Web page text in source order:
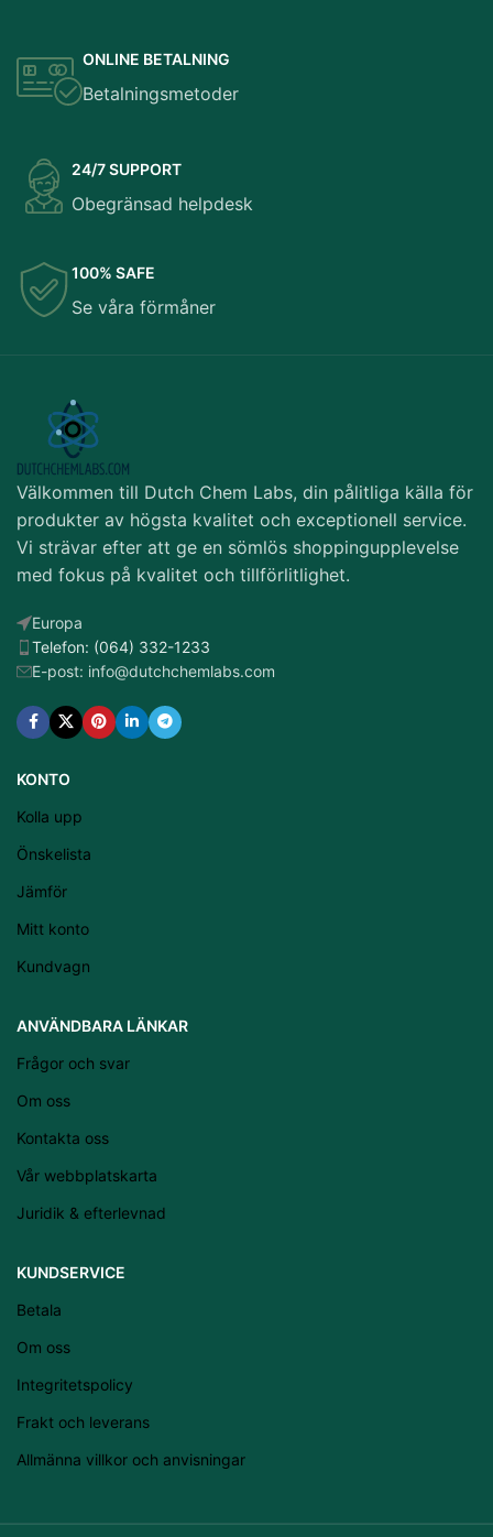
ONLINE BETALNING
Betalningsmetoder
24/7 SUPPORT
Obegränsad helpdesk
100% SAFE
Se våra förmåner
Välkommen till Dutch Chem Labs, din pålitliga källa för
produkter av högsta kvalitet och exceptionell service.
Vi strävar efter att ge en sömlös shoppingupplevelse
med fokus på kvalitet och tillförlitlighet.
Europa
Telefon: (064) 332-1233
E-post: info@dutchchemlabs.com
KONTO
Kolla upp
Önskelista
Jämför
Mitt konto
Kundvagn
ANVÄNDBARA LÄNKAR
Frågor och svar
Om oss
Kontakta oss
Vår webbplatskarta
Juridik & efterlevnad
KUNDSERVICE
Betala
Om oss
Integritetspolicy
Frakt och leverans
Allmänna villkor och anvisningar